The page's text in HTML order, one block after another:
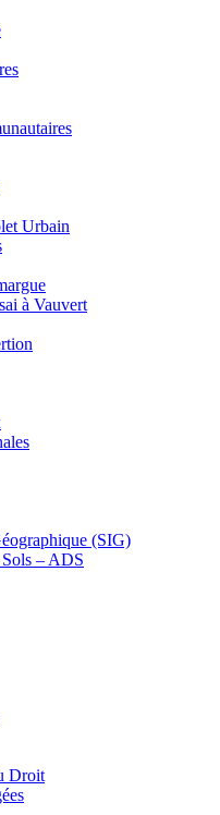
Urbain
à Vauvert
(SIG)
– ADS
Droit